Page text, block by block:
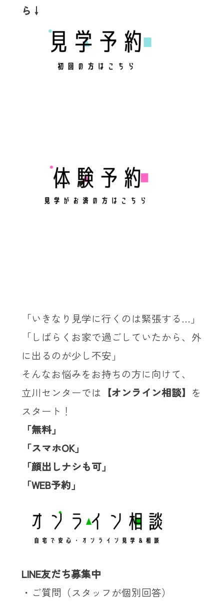
ら↓
「いきなり見学に行くのは緊張する…」
「しばらくお家で過ごしていたから、外
に出るのが少し不安」
そんなお悩みをお持ちの方に向けて、
立川センターでは 【オンライン相談】 を
スタート！
「無料」
「スマホOK」
「顔出しナシも可」
「WEB予約」
LINE友だち募集中
・ご質問 （スタッフが個別回答）